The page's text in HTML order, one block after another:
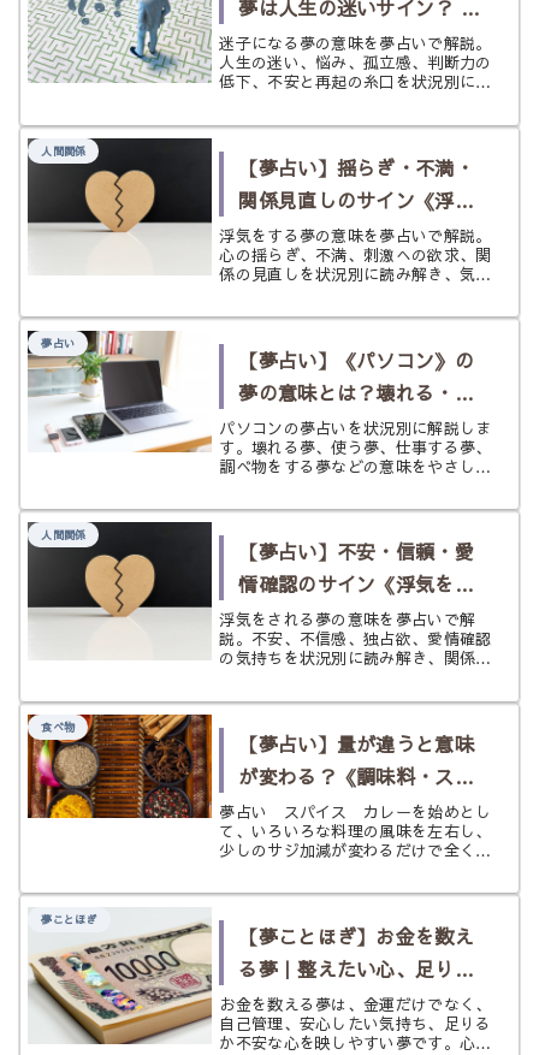
夢は人生の迷いサイン？ 不
安と再起の糸口を状況別に
読む
迷子になる夢の意味を夢占いで解説。
人生の迷い、悩み、孤立感、判断力の
低下、不安と再起の糸口を状況別にや
人間関係
【夢占い】揺らぎ・不満・
関係見直しのサイン《浮気
をする》の夢
浮気をする夢の意味を夢占いで解説。
心の揺らぎ、不満、刺激への欲求、関
係の見直しを状況別に読み解き、気持
ます。
夢占い
【夢占い】《パソコン》の
夢の意味とは？壊れる・使
う・仕事するなど状況別に
解説
パソコンの夢占いを状況別に解説しま
す。壊れる夢、使う夢、仕事する夢、
調べ物をする夢などの意味をやさしく
スを添えてわかりやすくまとめまし
人間関係
【夢占い】不安・信頼・愛
情確認のサイン《浮気をさ
れる》の夢
浮気をされる夢の意味を夢占いで解
説。不安、不信感、独占欲、愛情確認
の気持ちを状況別に読み解き、関係を
介します。
食べ物
【夢占い】量が違うと意味
が変わる？《調味料・スパ
イス》の夢
夢占い スパイス カレーを始めとし
て、いろいろな料理の風味を左右し、
少しのサジ加減が変わるだけで全く違
人も多いのではないでしょうか？ 料
している人でもなければ多種多様なス
パ...
夢ことほぎ
【夢ことほぎ】お金を数え
る夢｜整えたい心、足りる
か不安な心をやさしく解説
お金を数える夢は、金運だけでなく、
自己管理、安心したい気持ち、足りる
か不安な心を映しやすい夢です。心